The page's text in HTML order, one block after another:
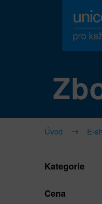
Úvod E-
Kategorie
Cena